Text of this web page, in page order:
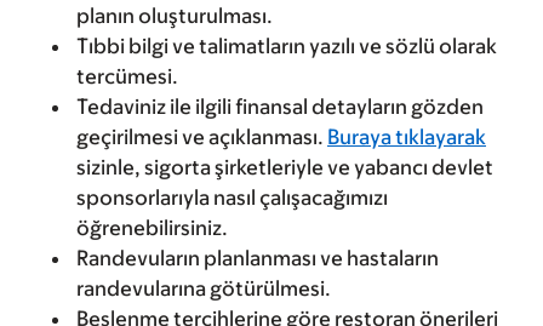
planın oluşturulması.
Tıbbi bilgi ve talimatların yazılı ve sözlü olarak
tercümesi.
Tedaviniz ile ilgili finansal detayların gözden
geçirilmesi ve açıklanması. Buraya tıklayarak
sizinle, sigorta şirketleriyle ve yabancı devlet
sponsorlarıyla nasıl çalışacağımızı
öğrenebilirsiniz.
Randevuların planlanması ve hastaların
randevularına götürülmesi.
Beslenme tercihlerine göre restoran önerileri